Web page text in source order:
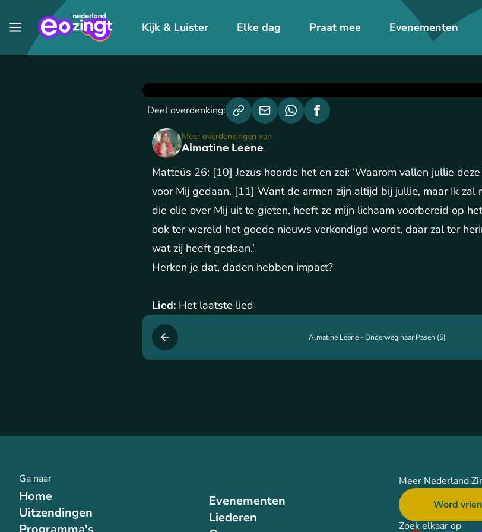
Kijk & Luister Elke dag Praat mee Evenementen
Almatine Leene - Onderweg naar Pasen (5)
Deel overdenking:
Almatine Leene
Meer overdenkingen van
Matteüs 26: [10] Jezus hoorde het en zei: ‘Waarom vallen jullie
voor Mij gedaan. [11] Want de armen zijn altijd bij jullie, maar Ik
die olie over Mij uit te gieten, heeft ze mijn lichaam voorbereid op
ook ter wereld het goede nieuws verkondigd wordt, daar zal ter
wat zij heeft gedaan.’
Herken je dat, daden hebben impact?
Lied: Het laatste lied
Ga naar
Home
Uitzendingen
Evenementen
Liederen
Meer Nederland
Word
Zoek elkaar op